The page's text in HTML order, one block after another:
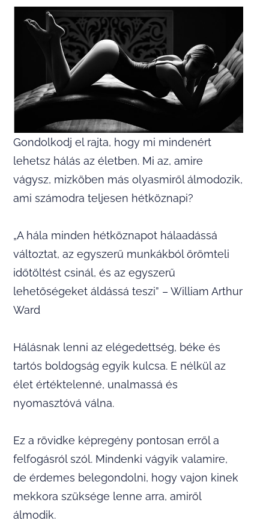
Gondolkodj el rajta, hogy mi mindenért
lehetsz hálás az életben. Mi az, amire
vágysz, mizköben más olyasmiről álmodozik,
ami számodra teljesen hétköznapi?
„A hála minden hétköznapot hálaadássá
változtat, az egyszerű munkákból örömteli
időtöltést csinál, és az egyszerű
lehetőségeket áldássá teszi” – William Arthur
Ward
Hálásnak lenni az elégedettség, béke és
tartós boldogság egyik kulcsa. E nélkül az
élet értéktelenné, unalmassá és
nyomasztóvá válna.
Ez a rövidke képregény pontosan erről a
felfogásról szól. Mindenki vágyik valamire,
de érdemes belegondolni, hogy vajon kinek
mekkora szüksége lenne arra, amiről
álmodik.